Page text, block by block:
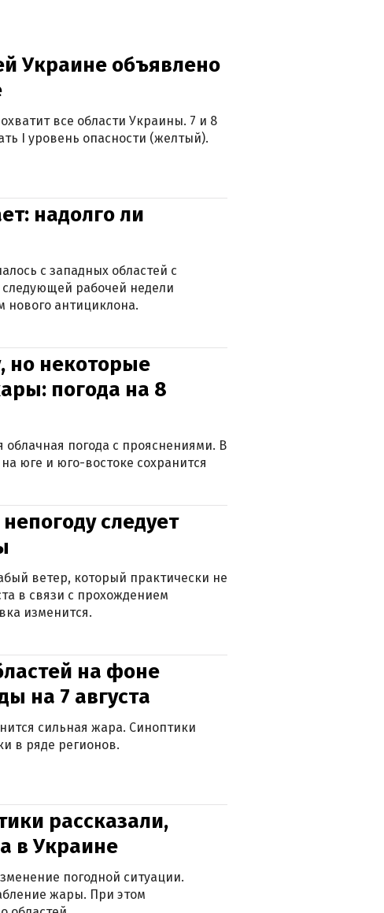
Украине объявлено
все области Украины. 7 и 8
I уровень опасности (желтый).
надолго ли
с западных областей с
рабочей недели
нового антициклона.
но некоторые
погода на 8
облачная погода с прояснениями. В
юге и юго-востоке сохранится
следует
ветер, который практически не
в связи с прохождением
изменится.
на фоне
на 7 августа
сильная жара. Синоптики
в ряде регионов.
рассказали,
в Украине
погодной ситуации.
жары. При этом